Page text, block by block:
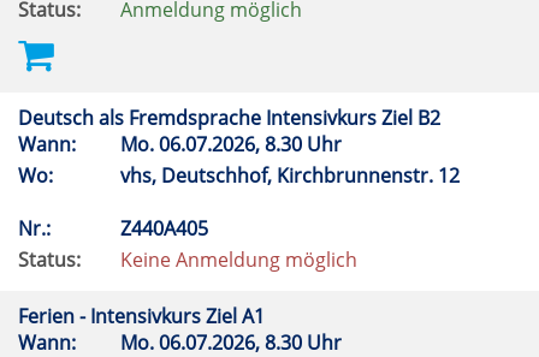
Status:
Anmeldung möglich
Deutsch als Fremdsprache Intensivkurs Ziel B2
Wann:
Mo.06.07.2026, 8.30 Uhr
Wo:
vhs, Deutschhof, Kirchbrunnenstr. 12
Nr.:
Z440A405
Status:
Keine Anmeldung möglich
Ferien - Intensivkurs Ziel A1
Wann:
Mo.06.07.2026, 8.30 Uhr